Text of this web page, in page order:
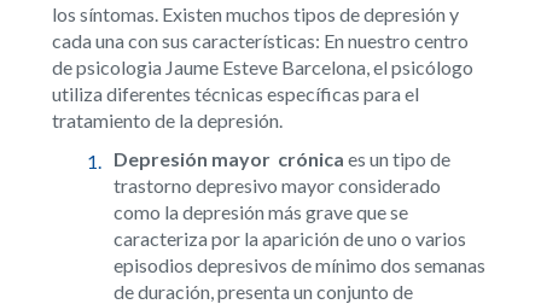
los síntomas. Existen muchos tipos de depresión y
cada una con sus características: En nuestro centro
de psicologia Jaume Esteve Barcelona, el psicólogo
utiliza diferentes técnicas específicas para el
tratamiento de la depresión.
Depresión mayor crónica es un tipo de
trastorno depresivo mayor considerado
como la depresión más grave que se
caracteriza por la aparición de uno o varios
episodios depresivos de mínimo dos semanas
de duración, presenta un conjunto de